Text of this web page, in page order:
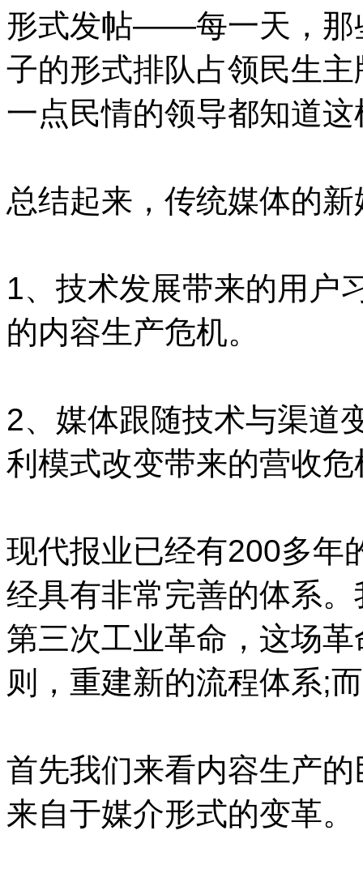
形式发帖——每一天，那
子的形式排队占领民生
一点民情的领导都知道
总结起来，传统媒体的
1、技术发展带来的用户
的内容生产危机。
2、媒体跟随技术与渠
利模式改变带来的营收危
现代报业已经有200多年
经具有非常完善的体系
第三次工业革命，这场
则，重建新的流程体系;
首先我们来看内容生产
来自于媒介形式的变革。